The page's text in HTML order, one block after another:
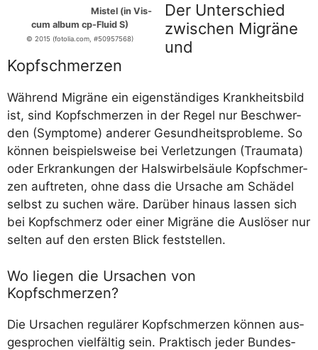
Mis­tel (in Vis­
cum album cp-Flu­id S)
© 2015 (fotolia.com, #50957568)
Der Unterschied
zwischen Migräne
und
Kopfschmerzen
Wäh­rend Migrä­ne ein eigen­stän­di­ges Krank­heits­bild
ist, sind Kopf­schmer­zen in der Regel nur Beschwer­
den (Sym­pto­me) ande­rer Gesund­heits­pro­ble­me. So
kön­nen bei­spiels­wei­se bei Ver­let­zun­gen (Trau­ma­ta)
oder Erkran­kun­gen der Hals­wir­bel­säu­le Kopf­schmer­
zen auf­tre­ten, ohne dass die Ursa­che am Schä­del
selbst zu suchen wäre. Dar­über hin­aus las­sen sich
bei Kopf­schmerz oder einer Migrä­ne die Aus­lö­ser nur
sel­ten auf den ers­ten Blick feststellen.
Wo liegen die Ursachen von
Kopfschmerzen?
Die Ursa­chen regu­lä­rer Kopf­schmer­zen kön­nen aus­
ge­spro­chen viel­fäl­tig sein. Prak­tisch jeder Bun­des­